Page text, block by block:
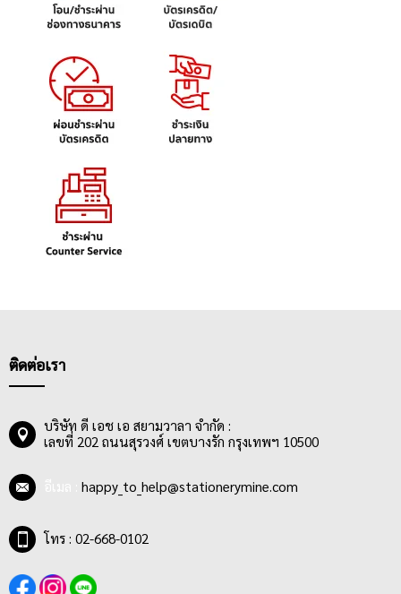
ติดต่อเรา
บริษัท ดี เอช เอ สยามวาลา จำกัด :
เลขที่ 202 ถนนสุรวงศ์ เขตบางรัก กรุงเทพฯ 10500
happy_to_help@stationerymine.com
โทร : 02-668-0102